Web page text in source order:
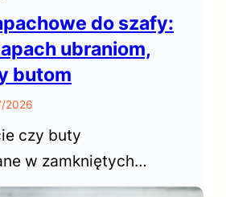
do szafy:
ubraniom,
butom
2026
czy buty
w zamkniętych
szafy czy garderoby